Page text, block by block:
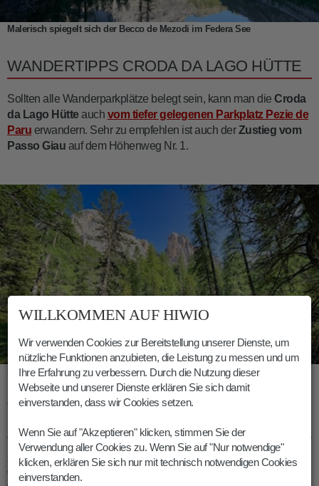
Malerisch spiegelt sich der Becco de Mezodi im Federa See
WANDERTIPPS CRODA DA LAGO HÜTTE
Sollten alle Wanderparkplätze belegt sein, kann man die Croda
da Lago Hütteauch vom tiefer gelegenen Parkplatz Pezie de
Paru erwandern. Sehr zu empfehlen ist auch derZustieg vom
Passo Giau auf dem Höhenweg Nr. 1.
Auf anfangs sanften Wegen zur Croda da Lago Hütte
WISSENSWERTES ÜBER DIE CRODA DA
LAGO HÜTTE
Zu Ehren des Partisanenkommandanten Gianni Palmieri, der
wegen seiner militärischen Verdienste mit der goldenen
WILLKOMMEN AUF HIWIO
Wir verwenden Cookies zur Bereitstellung unserer Dienste, um
nützliche Funktionen anzubieten, die Leistung zu messen und um
Ihre Erfahrung zu verbessern. Durch die Nutzung dieser
Webseite und unserer Dienste erklären Sie sich damit
einverstanden, dass wir Cookies setzen.
Wenn Sie auf "Akzeptieren" klicken, stimmen Sie der
Verwendung aller Cookies zu. Wenn Sie auf "Nur notwendige"
klicken, erklären Sie sich nur mit technisch notwendigen Cookies
einverstanden.